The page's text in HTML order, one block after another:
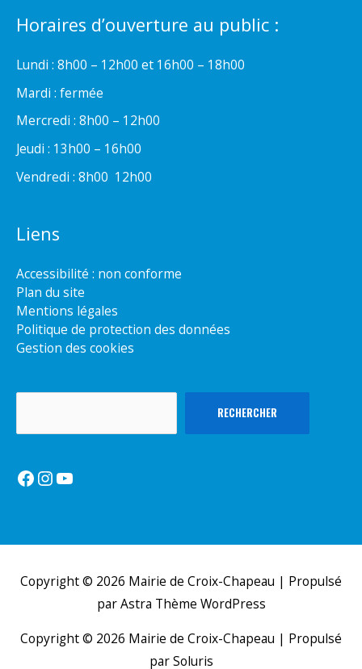
Horaires d’ouverture au public :
Lundi : 8h00 – 12h00 et 16h00 – 18h00
Mardi : fermée
Mercredi : 8h00 – 12h00
Jeudi : 13h00 – 16h00
Vendredi : 8h00  12h00
Liens
Accessibilité : non conforme
Plan du site
Mentions légales
Politique de protection des données
Gestion des cookies
RECHERCHER
Facebook
Instagram
YouTube
Copyright © 2026 Mairie de Croix-Chapeau | Propulsé
parAstra Thème WordPress
Copyright © 2026 Mairie de Croix-Chapeau | Propulsé
par Soluris